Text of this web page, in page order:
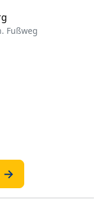
Fußweg
→